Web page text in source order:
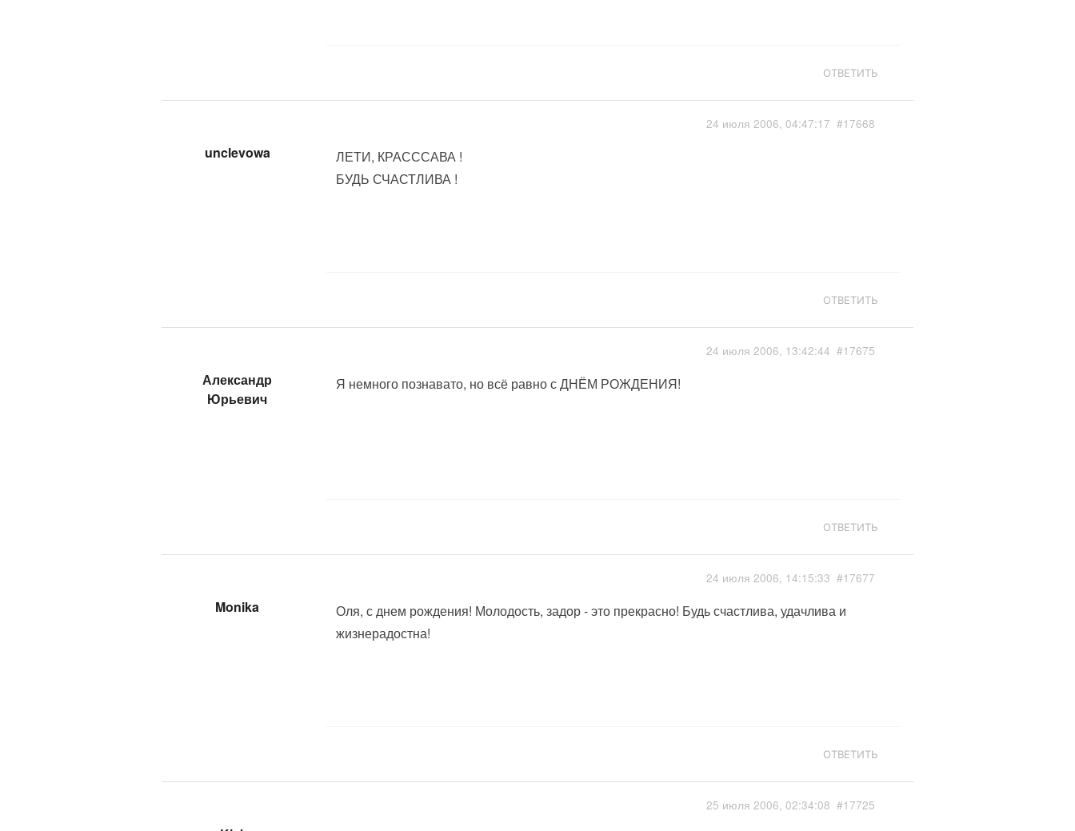
ОТВЕТИТЬ
unclevowa
24 июля 2006, 04:47:17 #17668
ЛЕТИ, КРАСССАВА !
БУДЬ СЧАСТЛИВА !
ОТВЕТИТЬ
Александр
Юрьевич
24 июля 2006, 13:42:44 #17675
Я немного познавато, но всё равно с ДНЁМ РОЖДЕНИЯ!
ОТВЕТИТЬ
Monika
24 июля 2006, 14:15:33 #17677
Оля, с днем рождения! Молодость, задор - это прекрасно! Будь счастлива, удачлива и
жизнерадостна!
ОТВЕТИТЬ
25 июля 2006, 02:34:08 #17725